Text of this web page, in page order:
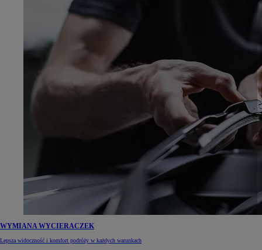
WYMIANA WYCIERACZEK
Lepsza widoczność i komfort podróży w każdych warunkach